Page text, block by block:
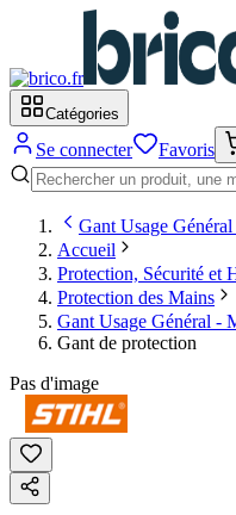
Catégories
Se connecter Favoris
Gant Usage
Accueil
Protection, Sécurité et
Protection des Mains
Gant Usage Général -
Gant de protection
Pas d'image